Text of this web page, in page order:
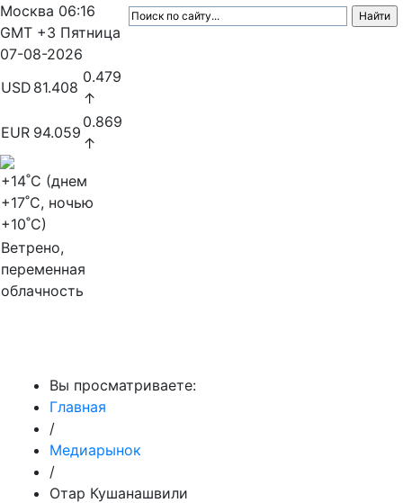
Москва 06:16
GMT +3 Пятница
07-08-2026
USD 81.408
0.479
↑
EUR 94.059
0.869
↑
+14˚C (днем
+17˚C, ночью
+10˚C)
Ветрено,
переменная
облачность
Вы просматриваете:
Главная
/
Медиарынок
/
Отар Кушанашвили